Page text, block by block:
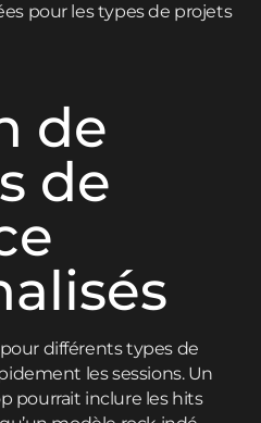
pour les types de projets
de
de
différents types de
les sessions. Un
pourrait inclure les hits